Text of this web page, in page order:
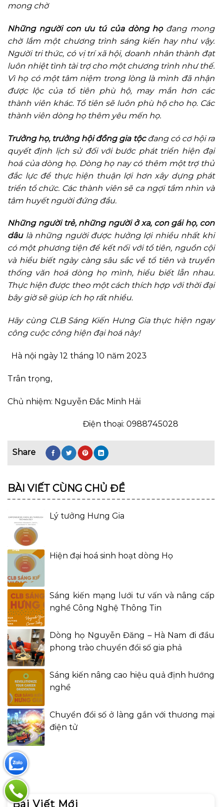
Bài Viết Mới
mong chờ
Những người con ưu tú của dòng họ đang mong
chờ lắm một chương trình sáng kiến hay như vậy.
Người tri thức, có vị trí xã hội, doanh nhân thành đạt
luôn nhiệt tình tài trợ cho một chương trình như thế.
Vì họ có một tâm niệm trong lòng là mình đã nhận
được lộc của tổ tiên phù hộ, may mắn hơn các
thành viên khác. Tổ tiên sẽ luôn phù hộ cho họ. Các
thành viên dòng họ thêm yêu mến họ.
Trưởng họ, trưởng hội đồng gia tộcđang có cơ hội ra
quyết định lịch sử đối với bước phát triển hiện đại
hoá của dòng họ. Dòng họ nay có thêm một trợ thủ
đắc lực để thực hiện thuận lợi hơn xây dựng phát
triển tổ chức. Các thành viên sẽ ca ngợi tầm nhìn và
tâm huyết người đứng đầu.
Những người trẻ, những người ở xa, con gái họ, con
dâu là những người được hưởng lợi nhiều nhất khi
có một phương tiện để kết nối với tổ tiên, nguồn cội
và hiểu biết ngày càng sâu sắc về tổ tiên và truyền
thống văn hoá dòng họ mình, hiểu biết lẫn nhau.
Thực hiện được theo một cách thích hợp với thời đại
bây giờ sẽ giúp ích họ rất nhiều.
Hãy cùng CLB Sáng Kiến Hưng Gia thực hiện ngay
công cuộc công hiện đại hoá này!
Hà nội ngày 12 tháng 10 năm 2023
Trân trọng,
Chủ nhiệm: Nguyễn Đắc Minh Hải
Điện thoại: 0988745028
BÀI VIẾT CÙNG CHỦ ĐỀ
Lý tưởng Hưng Gia
Hiện đại hoá sinh hoạt dòng Họ
Sáng kiến mạng lưới tư vấn và nâng cấp
nghề Công Nghệ Thông Tin
Dòng họ Nguyễn Đăng – Hà Nam đi đầu
phong trào chuyển đổi số gia phả
Sáng kiến nâng cao hiệu quả định hướng
nghề
Chuyển đổi số ở làng gắn với thương mại
điện tử